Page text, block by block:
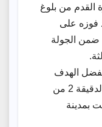
القدم من بلوغ
لكأس العالم 2026 بعد فوزه على
فجر السبت ضمن الجولة
الهدف
الذي سجله إسماعيل صيباري في الدقيقة 2 من
بمدينة